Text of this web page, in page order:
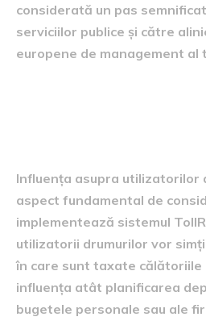
considerată un pas
serviciilor publice și către
europene de management al
Influența asupra utilizatorilor
aspect fundamental de
implementează sistemul
utilizatorii drumurilor vor
în care sunt taxate călătoriile
influența atât planificarea
bugetele personale sau ale